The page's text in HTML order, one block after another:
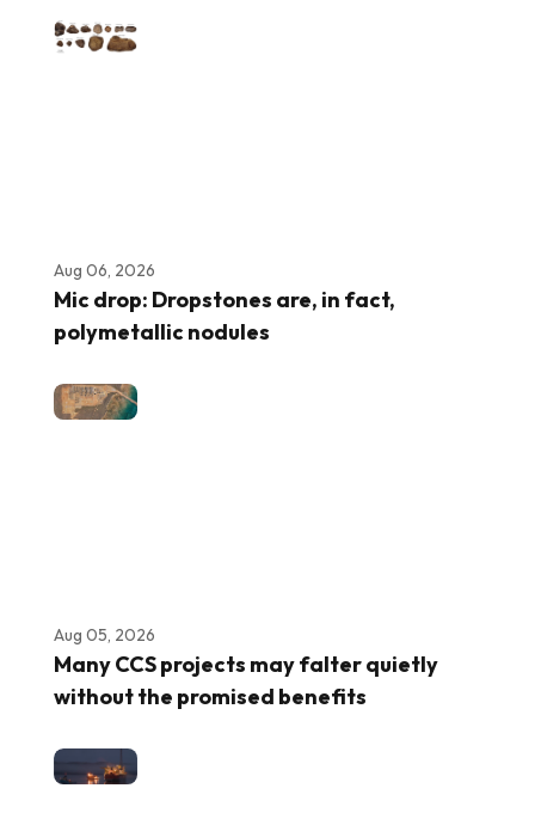
Aug 06, 2026
Mic drop: Dropstones are, in fact,
polymetallic nodules
Aug 05, 2026
Many CCS projects may falter quietly
without the promised benefits